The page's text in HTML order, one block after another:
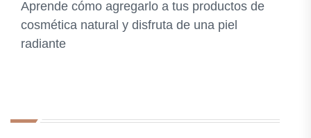
Aprende cómo agregarlo a tus productos de
cosmética natural y disfruta de una piel
radiante